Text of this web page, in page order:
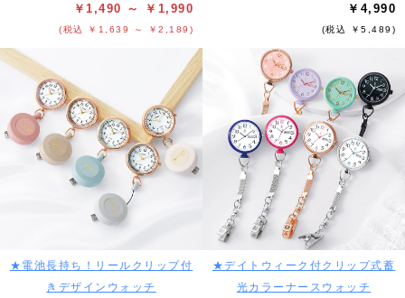
￥1,490 ～ ￥1,990
(税込 ￥1,639 ～ ￥2,189)
￥4,990
(税込 ￥5,489)
★電池長持ち！リールクリップ付
きデザインウォッチ
★デイトウィーク付クリップ式蓄
光カラーナースウォッチ